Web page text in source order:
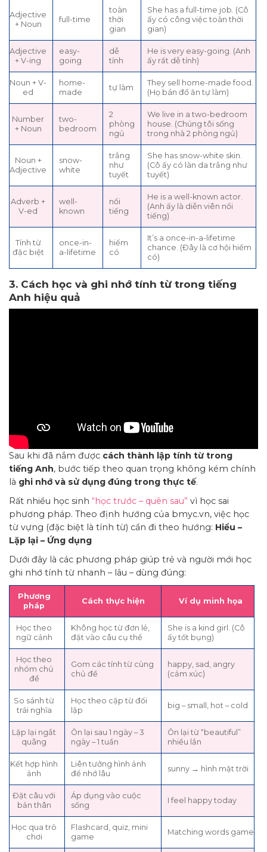
Adjective
+ Noun
full-time
toàn
thời
gian
She has a full-time job. (Cô
ấy có công việc toàn thời
gian)
Adjective
+ V-ing
easy-
going
dễ
tính
He is very easy-going. (Anh
ấy rất dễ tính)
Noun + V-
ed
home-
made
tự làm
They sell home-made food.
(Họ bán đồ ăn tự làm)
Number
+ Noun
two-
bedroom
2
phòng
ngủ
We live in a two-bedroom
house. (Chúng tôi sống
trong nhà 2 phòng ngủ)
Noun +
Adjective
snow-
white
trắng
như
tuyết
She has snow-white skin.
(Cô ấy có làn da trắng như
tuyết)
Adverb +
V-ed
well-
known
nổi
tiếng
He is a well-known actor.
(Anh ấy là diễn viên nổi
tiếng)
Tính từ
đặc biệt
once-in-
a-lifetime
hiếm
có
It’s a once-in-a-lifetime
chance. (Đây là cơ hội hiếm
có)
3. Cách học và ghi nhớ tính từ trong tiếng
Anh hiệu quả
Sau khi đã nắm được cách thành lập tính từ trong
tiếng Anh, bước tiếp theo quan trọng không kém chính
là ghi nhớ và sử dụng đúng trong thực tế.
Rất nhiều học sinh “học trước – quên sau” vì học sai
phương pháp. Theo định hướng của bmyc.vn, việc học
từ vựng (đặc biệt là tính từ) cần đi theo hướng: Hiểu –
Lặp lại – Ứng dụng
Dưới đây là các phương pháp giúp trẻ và người mới học
ghi nhớ tính từ nhanh – lâu – dùng đúng:
Phương
pháp
Cách thực hiện Ví dụ minh họa
Học theo
ngữ cảnh
Không học từ đơn lẻ,
đặt vào câu cụ thể
She is a kind girl. (Cô
ấy tốt bụng)
Học theo
nhóm chủ
đề
Gom các tính từ cùng
chủ đề
happy, sad, angry
(cảm xúc)
So sánh từ
trái nghĩa
Học theo cặp từ đối
lập
big – small, hot – cold
Lặp lại ngắt
quãng
Ôn lại sau 1 ngày – 3
ngày – 1 tuần
Ôn lại từ “beautiful”
nhiều lần
Kết hợp hình
ảnh
Liên tưởng hình ảnh
để nhớ lâu
sunny → hình mặt trời
Đặt câu với
bản thân
Áp dụng vào cuộc
sống
I feel happy today
Học qua trò
chơi
Flashcard, quiz, mini
game
Matching words game